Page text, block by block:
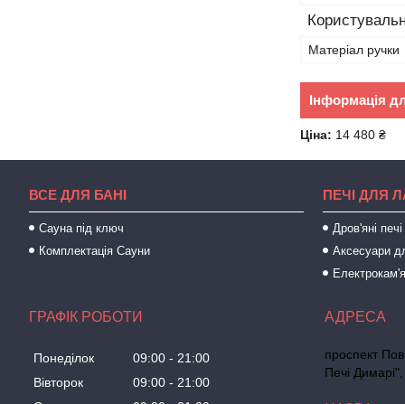
Матеріал ручки
Інформація
Ціна: 14 480 ₴
ВСЕ ДЛЯ БАНІ
Сауна під ключ
Комплектація Сауни
ПЕЧІ ДЛЯ
Дров'яні
Аксесуари
ГРАФІК РОБОТИ
Понеділок 09:00
21:00
Вівторок
09:00
21:00
проспект
Печі